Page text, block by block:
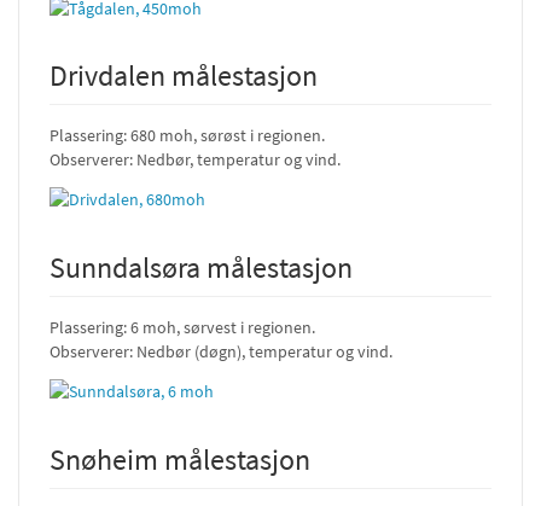
Drivdalen målestasjon
Plassering: 680 moh, sørøst i regionen.
Observerer: Nedbør, temperatur og vind.
Sunndalsøra målestasjon
Plassering: 6 moh, sørvest i regionen.
Observerer: Nedbør (døgn), temperatur og vind.
Snøheim målestasjon